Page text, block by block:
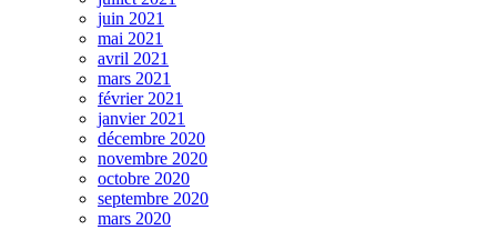
juin 2021
mai 2021
avril 2021
mars 2021
février 2021
janvier 2021
décembre 2020
novembre 2020
octobre 2020
septembre 2020
mars 2020